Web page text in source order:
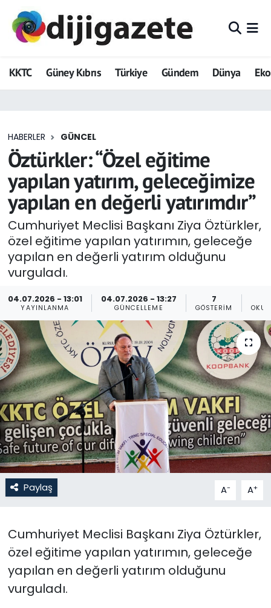
KKTC Güney Kıbrıs Türkiye Gündem Dünya
HABERLER GÜNCEL
Öztürkler: “Özel eğitime
yapılan yatırım, geleceğimize
yapılan en değerli yatırımdır”
Cumhuriyet Meclisi Başkanı Ziya Öztürkler,
özel eğitime yapılan yatırımın, geleceğe
yapılan en değerli yatırım olduğunu
vurguladı.
04.07.2026 - 13:01
YAYINLANMA
04.07.2026 - 13:27
GÜNCELLEME
7
GÖSTERIM
Paylaş A- A+
Cumhuriyet Meclisi Başkanı Ziya Öztürkler,
özel eğitime yapılan yatırımın, geleceğe
yapılan en değerli yatırım olduğunu
vurguladı.
ADVERTORIAL
Dijigazete
Eğitim
Ekonomi
Foto Galeri
GEZİ
Güncel
Gündem
KKTC
KKTC YEREL SEÇİM 2018
Kültür Sanat
Magazin
Moda
Nöbetçi Eczaneler
Politika
SAĞLIK
Hava Durumu
Trafik Durumu
Tüm Manşetler
Son Dakika Haberleri
Haber Arşivi